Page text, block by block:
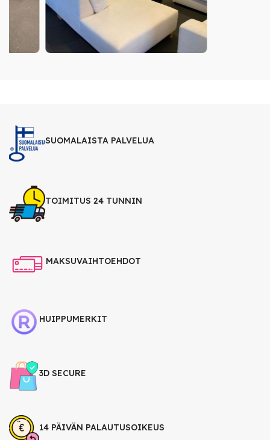
SUOMALAISTA PALVELUA
TOIMITUS 24 TUNNIN
MAKSUVAIHTOEHDOT
HUIPPUMERKIT
3D SECURE
14 PÄIVÄN PALAUTUSOIKEUS